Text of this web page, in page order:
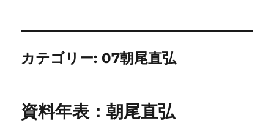
カテゴリー: 07朝尾直弘
資料年表：朝尾直弘